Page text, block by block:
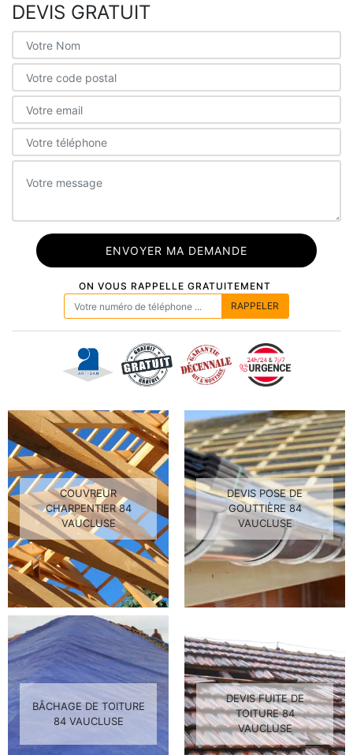
DEVIS GRATUIT
ON VOUS RAPPELLE GRATUITEMENT
COUVREUR
CHARPENTIER 84
VAUCLUSE
DEVIS POSE DE
GOUTTIÈRE 84
VAUCLUSE
BÂCHAGE DE TOITURE
84 VAUCLUSE
DEVIS FUITE DE
TOITURE 84
VAUCLUSE